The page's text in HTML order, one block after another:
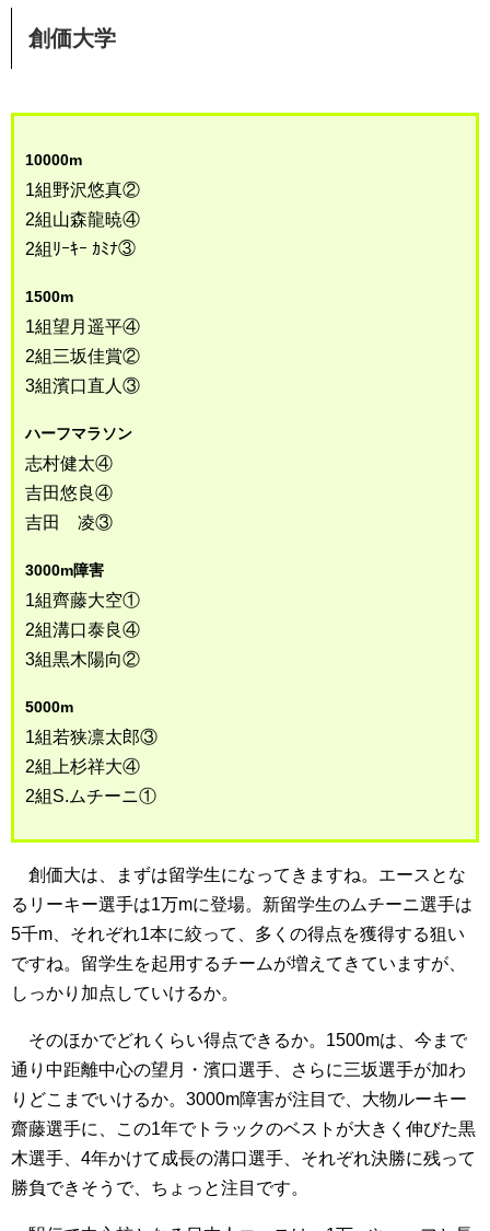
創価大学
10000m
1組野沢悠真②
2組山森龍暁④
2組ﾘｰｷｰ ｶﾐﾅ③
1500m
1組望月遥平④
2組三坂佳賞②
3組濱口直人③
ハーフマラソン
志村健太④
吉田悠良④
吉田 凌③
3000m障害
1組齊藤大空①
2組溝口泰良④
3組黒木陽向②
5000m
1組若狭凛太郎③
2組上杉祥大④
2組S.ムチーニ①
創価大は、まずは留学生になってきますね。エースとな
るリーキー選手は1万mに登場。新留学生のムチーニ選手は
5千m、それぞれ1本に絞って、多くの得点を獲得する狙い
ですね。留学生を起用するチームが増えてきていますが、
しっかり加点していけるか。
そのほかでどれくらい得点できるか。1500mは、今まで
通り中距離中心の望月・濱口選手、さらに三坂選手が加わ
りどこまでいけるか。3000m障害が注目で、大物ルーキー
齋藤選手に、この1年でトラックのベストが大きく伸びた黒
木選手、4年かけて成長の溝口選手、それぞれ決勝に残って
勝負できそうで、ちょっと注目です。